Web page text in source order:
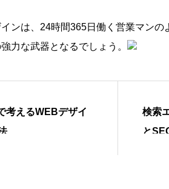
ンは、24時間365日働く営業マン
力な武器となるでしょう。
考えるWEBデザイ
検索
と